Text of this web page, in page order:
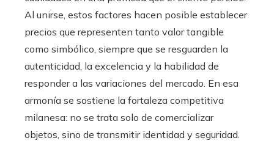
Al unirse, estos factores hacen posible establecer
precios que representen tanto valor tangible
como simbólico, siempre que se resguarden la
autenticidad, la excelencia y la habilidad de
responder a las variaciones del mercado. En esa
armonía se sostiene la fortaleza competitiva
milanesa: no se trata solo de comercializar
objetos, sino de transmitir identidad y seguridad.